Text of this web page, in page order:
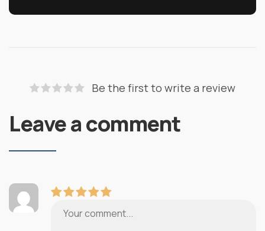
Be the first to write a review
Leave a comment